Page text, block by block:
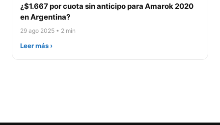
¿$1.667 por cuota sin anticipo para Amarok 2020
en Argentina?
29 ago 2025 • 2 min
Leer más ›